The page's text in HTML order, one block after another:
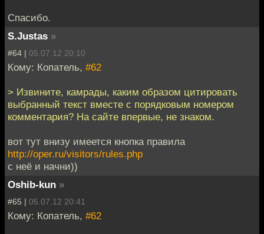
Спасибо.
S.Justas »
#64 | 05.07.12 20:10
Кому: Копатель, #62
> Извините, камрады, каким образом цитировать
выбранный текст вместе с порядковым номером
комментария? На сайте впервые, не знаком.
вот тут внизу имеется кнопка правила
http://oper.ru/visitors/rules.php
с неё и начни))
Oshib-kun »
#65 | 05.07.12 20:41
Кому: Копатель, #62